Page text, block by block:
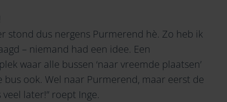
stond dus nergens Purmerend hè. Zo heb ik
– niemand had een idee. Een
waar alle bussen ‘naar vreemde plaatsen’
ook. Wel naar Purmerend, maar eerst de
later!” roept Inge.